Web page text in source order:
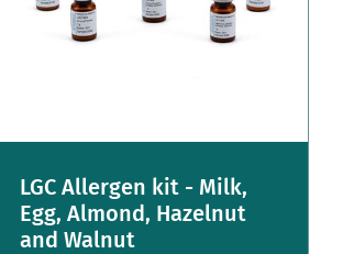
LGC Allergen kit - Milk,
Egg, Almond, Hazelnut
and Walnut